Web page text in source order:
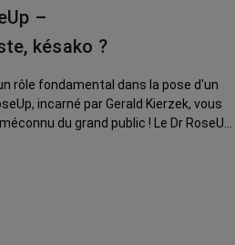
–
késako ?
rôle fondamental dans la pose d'un
incarné par Gerald Kierzek, vous
grand public ! Le Dr RoseUp,